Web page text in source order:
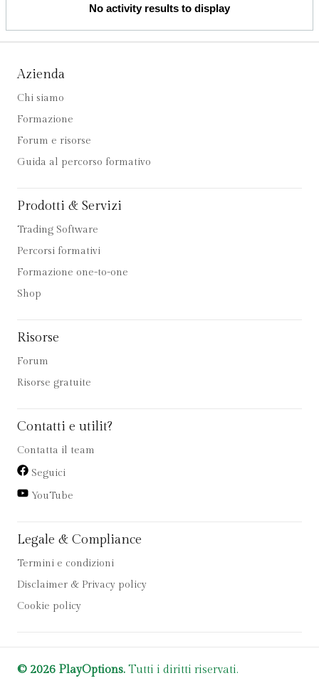
No activity results to display
Azienda
Chi siamo
Formazione
Forum e risorse
Guida al percorso formativo
Prodotti & Servizi
Trading Software
Percorsi formativi
Formazione one-to-one
Shop
Risorse
Forum
Risorse gratuite
Contatti e utilit?
Contatta il team
Seguici
YouTube
Legale & Compliance
Termini e condizioni
Disclaimer & Privacy policy
Cookie policy
© 2026 PlayOptions. Tutti i diritti riservati.